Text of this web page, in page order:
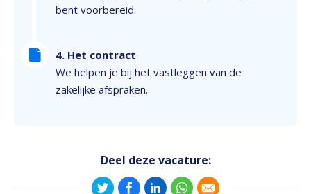
bent voorbereid.
4. Het contract
We helpen je bij het vastleggen van de
zakelijke afspraken.
Deel deze vacature: